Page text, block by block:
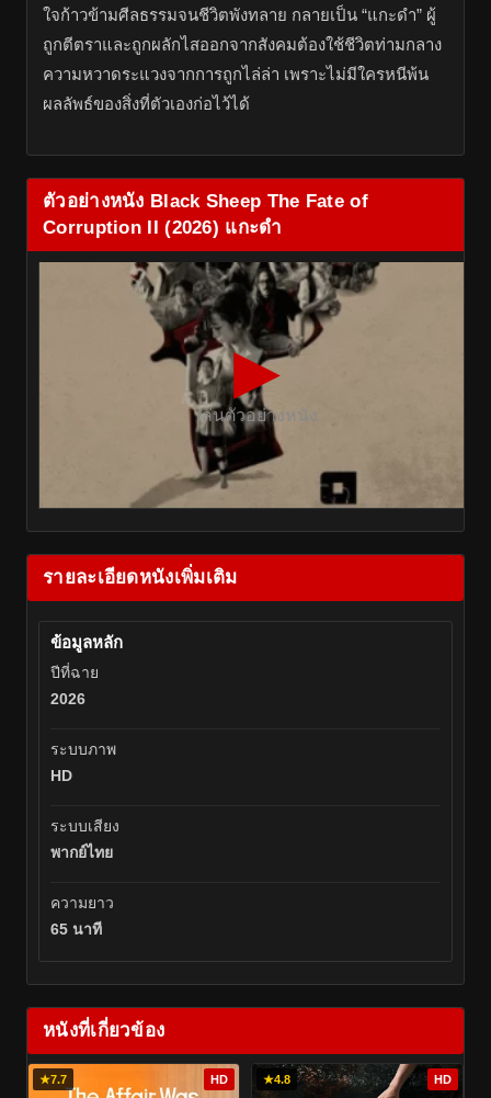
ใจก้าวข้ามศีลธรรมจนชีวิตพังทลาย กลายเป็น “แกะดำ” ผู้
ถูกตีตราและถูกผลักไสออกจากสังคมต้องใช้ชีวิตท่ามกลาง
ความหวาดระแวงจากการถูกไล่ล่า เพราะไม่มีใครหนีพ้น
ผลลัพธ์ของสิ่งที่ตัวเองก่อไว้ได้
ตัวอย่างหนัง Black Sheep The Fate of
Corruption II (2026) แกะดำ
▶
เล่นตัวอย่างหนัง
รายละเอียดหนังเพิ่มเติม
ข้อมูลหลัก
ปีที่ฉาย
2026
ระบบภาพ
HD
ระบบเสียง
พากย์ไทย
ความยาว
65 นาที
หนังที่เกี่ยวข้อง
★7.7 HD ★4.8 HD